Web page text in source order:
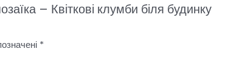
– Квіткові клумби біля будинку
*